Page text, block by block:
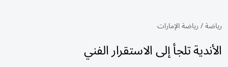
رياضة/رياضة الإمارات
الأندية تلجأ إلى الاستقرار الفني